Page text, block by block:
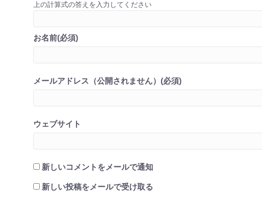
上の計算式の答えを入力してください
お名前(必須)
メールアドレス（公開されません）(必須)
ウェブサイト
新しいコメントをメールで通知
新しい投稿をメールで受け取る